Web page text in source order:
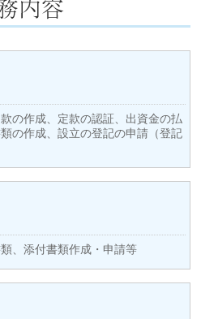
の作成、定款の認証、出資金の払
の作成、設立の登記の申請（登記
、添付書類作成・申請等